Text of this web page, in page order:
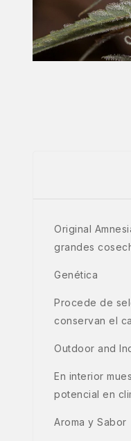
Original
grandes
Genética
Procede de
conservan el
Outdoor and
En interior
potencial en
Aroma y Sabor